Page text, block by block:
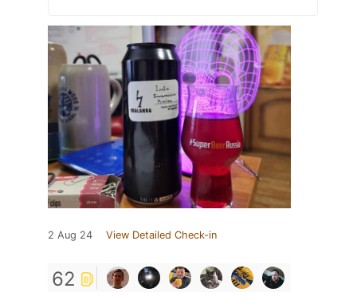
2 Aug 24 View Detailed Check-in
62